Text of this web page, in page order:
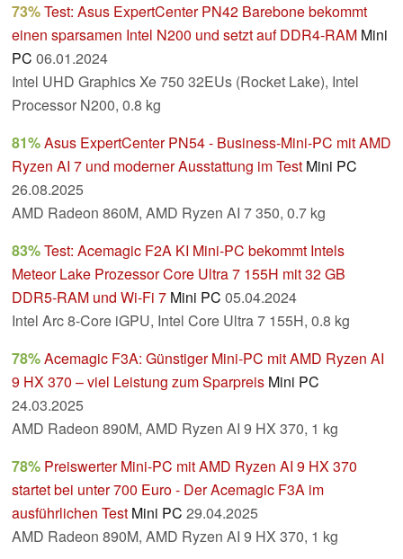
73%Test: Asus ExpertCenter PN42 Barebone bekommt
einen sparsamen Intel N200 und setzt auf DDR4-RAM Mini
PC 06.01.2024
Intel UHD Graphics Xe 750 32EUs (Rocket Lake), Intel
Processor N200, 0.8 kg
81%Asus ExpertCenter PN54 - Business-Mini-PC mit AMD
Ryzen AI 7 und moderner Ausstattung im Test Mini PC
26.08.2025
AMD Radeon 860M, AMD Ryzen AI 7 350, 0.7 kg
83%Test: Acemagic F2A KI Mini-PC bekommt Intels
Meteor Lake Prozessor Core Ultra 7 155H mit 32 GB
DDR5-RAM und Wi-Fi 7 Mini PC 05.04.2024
Intel Arc 8-Core iGPU, Intel Core Ultra 7 155H, 0.8 kg
78%Acemagic F3A: Günstiger Mini-PC mit AMD Ryzen AI
9 HX 370 – viel Leistung zum Sparpreis Mini PC
24.03.2025
AMD Radeon 890M, AMD Ryzen AI 9 HX 370, 1 kg
78% Preiswerter Mini-PC mit AMD Ryzen AI 9 HX 370
startet bei unter 700 Euro - Der Acemagic F3A im
ausführlichen Test Mini PC 29.04.2025
AMD Radeon 890M, AMD Ryzen AI 9 HX 370, 1 kg